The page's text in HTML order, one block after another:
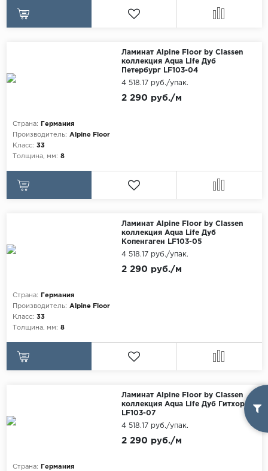
Ламинат Alpine Floor by Classen
коллекция Aqua Life Дуб
Петербург LF103-04
Страна:
Германия
Производитель: Alpine Floor
Класс: 33
Толщина, мм: 8
2 290 руб./м
4 518.17 руб./упак.
Ламинат Alpine Floor by Classen
коллекция Aqua Life Дуб
Копенгаген LF103-05
Страна:
Германия
Производитель: Alpine Floor
Класс: 33
Толщина, мм: 8
2 290 руб./м
4 518.17 руб./упак.
Ламинат Alpine Floor by Classen
коллекция Aqua Life Дуб Гитхорн
LF103-07
Страна:
Германия
2 290 руб./м
4 518.17 руб./упак.